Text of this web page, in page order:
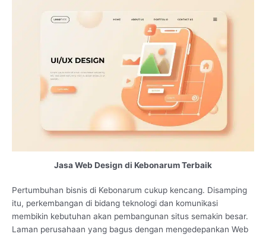
Jasa Web Design di Kebonarum Terbaik
Pertumbuhan bisnis di Kebonarum cukup kencang. Disamping
itu, perkembangan di bidang teknologi dan komunikasi
membikin kebutuhan akan pembangunan situs semakin besar.
Laman perusahaan yang bagus dengan mengedepankan Web